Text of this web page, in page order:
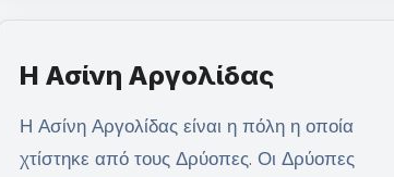
Η Ασίνη Αργολίδας
Η Ασίνη Αργολίδας είναι η πόλη η οποία
χτίστηκε από τους Δρύοπες. Οι Δρύοπες